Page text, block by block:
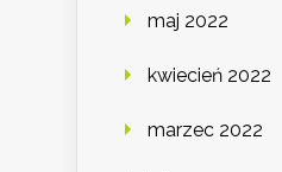
maj 2022
kwiecień 2022
marzec 2022